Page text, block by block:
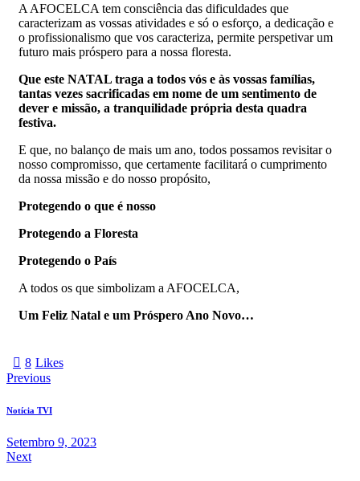
A AFOCELCA tem consciência das dificuldades que
caracterizam as vossas atividades e só o esforço, a dedicação e
o profissionalismo que vos caracteriza, permite perspetivar um
futuro mais próspero para a nossa floresta.
Que este NATAL traga a todos vós e às vossas famílias,
tantas vezes sacrificadas em nome de um sentimento de
dever e missão, a tranquilidade própria desta quadra
festiva.
E que, no balanço de mais um ano, todos possamos revisitar o
nosso compromisso, que certamente facilitará o cumprimento
da nossa missão e do nosso propósito,
Protegendo o que é nosso
Protegendo a Floresta
Protegendo o País
A todos os que simbolizam a AFOCELCA,
Um Feliz Natal e um Próspero Ano Novo…
8 Likes
Previous
Notícia TVI
Setembro 9, 2023
Next